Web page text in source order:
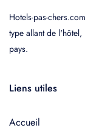
Hotels-pas-
type allant de
pays.
Liens utiles
Accueil